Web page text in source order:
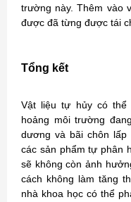
trường này. Thêm vào
được đã từng được tái
Tổng kết
Vật liệu tự hủy có thể
hoảng môi trường
dương và bãi chôn lấp
các sản phẩm tự phân
sẽ không còn ảnh
cách không làm tăng
nhà khoa học có thể